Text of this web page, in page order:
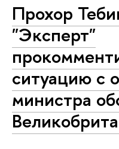
Прохор
"Эксперт"
ситуацию с
министра